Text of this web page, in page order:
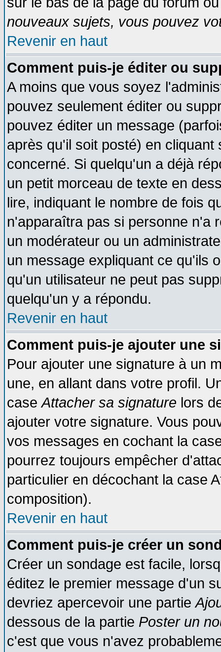
nouveaux sujets, vous pouvez
Revenir en haut
Comment puis-je éditer ou
A moins que vous soyez
pouvez seulement éditer ou
pouvez éditer un message
après qu'il soit posté) en
concerné. Si quelqu'un a déjà
un petit morceau de texte en
lire, indiquant le nombre de fois
n'apparaîtra pas si personne n'a
un modérateur ou un
un message expliquant ce qu'ils
qu'un utilisateur ne peut pas
quelqu'un y a répondu.
Revenir en haut
Comment puis-je ajouter une
Pour ajouter une signature à un
une, en allant dans votre profil.
caseAttacher sa signature lors
ajouter votre signature. Vous
vos messages en cochant la
pourrez toujours empêcher
particulier en décochant la case
composition).
Revenir en haut
Comment puis-je créer un
Créer un sondage est facile,
éditez le premier message d'un
devriez apercevoir une partie
dessous de la partie Poster un
c'est que vous n'avez